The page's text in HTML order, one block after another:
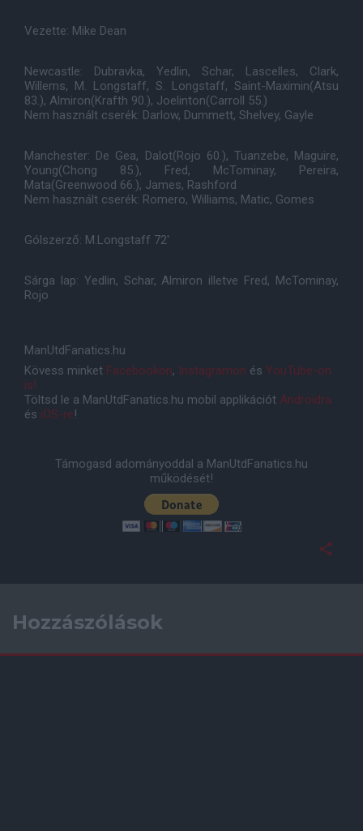
Vezette: Mike Dean
Newcastle: Dubravka, Yedlin, Schar, Lascelles, Clark,
Willems, M. Longstaff, S. Longstaff, Saint-Maximin(Atsu
83.), Almiron(Krafth 90.), Joelinton(Carroll 55.)
Nem használt cserék: Darlow, Dummett, Shelvey, Gayle
Manchester: De Gea, Dalot(Rojo 60.), Tuanzebe, Maguire,
Young(Chong 85.), Fred, McTominay, Pereira,
Mata(Greenwood 66.), James, Rashford
Nem használt cserék: Romero, Williams, Matic, Gomes
Gólszerző: M.Longstaff 72'
Sárga lap: Yedlin, Schar, Almiron illetve Fred, McTominay,
Rojo
ManUtdFanatics.hu
Kövess minket Facebookon, Instagramon és YouTube-on
is!
Töltsd le a ManUtdFanatics.hu mobil applikációt Androidra
és iOS-re!
Támogasd adományoddal a ManUtdFanatics.hu
működését!
Hozzászólások